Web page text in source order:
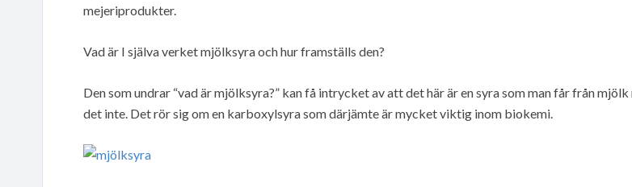
mejeriprodukter.
Vad är I själva verket mjölksyra och hur framställs den?
Den som undrar “vad är mjölksyra?” kan få intrycket av att det här är en syra som man får från mjölk
det inte. Det rör sig om en karboxylsyra som därjämte är mycket viktig inom biokemi.